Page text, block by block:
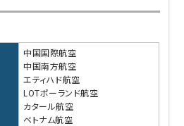
中国国際航空
中国南方航空
エティハド航空
LOTポーランド航空
カタール航空
ベトナム航空